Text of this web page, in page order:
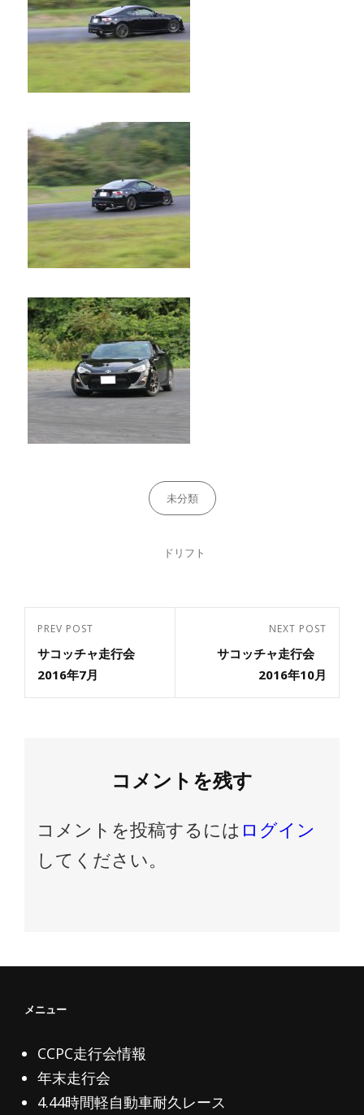
Categories
未分類
Tags,
ドリフト
投
稿
ナ
ビ
Previous
Post
PREV POST
サコッチャ走行会
2016年7月
Post
NEXT POST
サコッチャ走行会
2016年10月
コメントを残す
コメントを投稿するには ログイン
してください。
メニュー
CCPC走行会情報
年末走行会
4.44時間軽自動車耐久レース